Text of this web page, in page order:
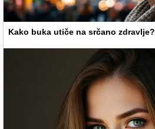
Kako buka utiče na srčano zdravlje?